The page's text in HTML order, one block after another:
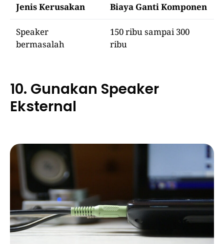
Jenis Kerusakan Biaya Ganti Komponen
Speaker
bermasalah
150 ribu sampai 300
ribu
10. Gunakan Speaker
Eksternal